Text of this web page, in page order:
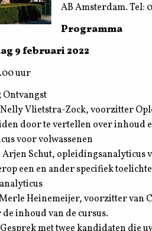
AB Amsterdam. Tel:
Programma
9 februari 2022
uur
Ontvangst
Nelly Vlietstra-Zock, voorzitter
door te vertellen over inhoud
voor volwassenen
Arjen Schut, opleidingsanalyticus
een en ander specifiek
Heinemeijer, voorzitter van
inhoud van de cursus.